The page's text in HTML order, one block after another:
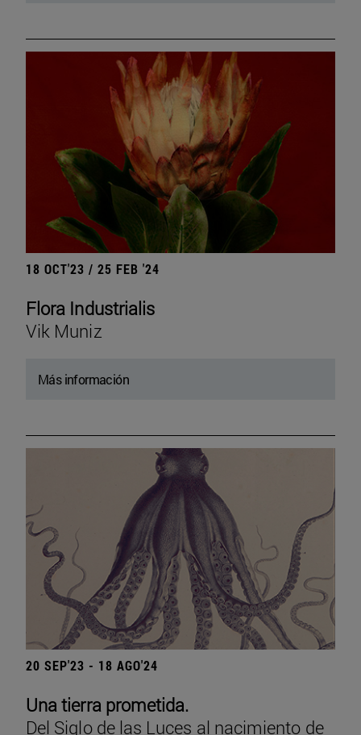
18 OCT'23 / 25 FEB '24
Flora Industrialis
Vik Muniz
Más información
20 SEP'23 - 18 AGO'24
Una tierra prometida.
Del Siglo de las Luces al nacimiento de